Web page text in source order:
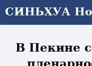
СИНЬХУА
В Пекине